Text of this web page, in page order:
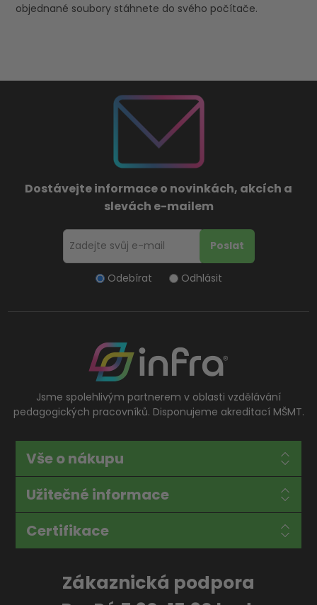
objednané soubory stáhnete do svého počítače.
Dostávejte informace o novinkách, akcích a
slevách e-mailem
Odebírat Odhlásit
Jsme spolehlivým partnerem v oblasti vzdělávání
pedagogických pracovníků. Disponujeme akreditací MŠMT.
Vše o nákupu
Užitečné informace
Certifikace
Zákaznická podpora